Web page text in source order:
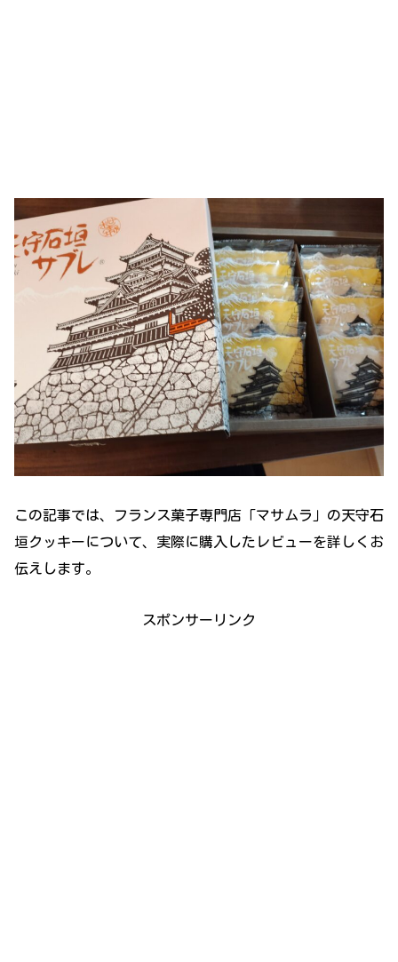
この記事では、フランス菓子専門店「マサムラ」の天守石
垣クッキーについて、実際に購入したレビューを詳しくお
伝えします。
スポンサーリンク